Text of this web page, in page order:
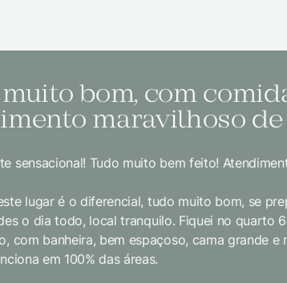
bom, com
maravilhoso de
sensacional! Tudo muito bem feito!
lugar é o diferencial, tudo muito bom, se
o dia todo, local tranquilo. Fiquei no quarto
com banheira, bem espaçoso, cama grande
em 100% das áreas.